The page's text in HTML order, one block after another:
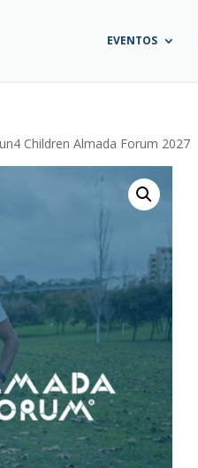
EVENTOS
Children Almada Forum 2027